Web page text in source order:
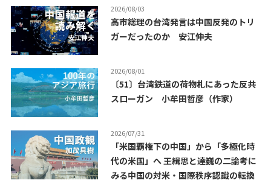
2026/08/03
高市総理の台湾発言は中国反発のトリ
ガーだったのか 安江伸夫
2026/08/01
〔51〕台湾鉄道の荷物札にあった反共
スローガン 小牟田哲彦（作家）
2026/07/31
「米国覇権下の中国」から「多極化時
代の米国」へ ――王緝思と達巍の二論考に
みる中国の対米・国際秩序認識の転換